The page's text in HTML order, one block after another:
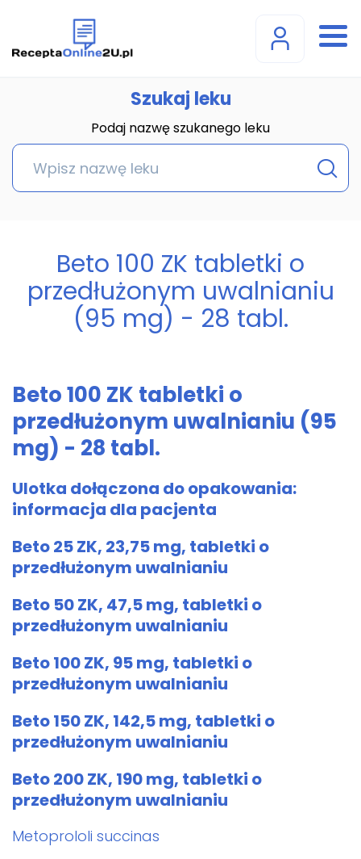
Szukaj leku
Podaj nazwę szukanego leku
Beto 100 ZK tabletki o
przedłużonym uwalnianiu
(95 mg) - 28 tabl.
Beto 100 ZK tabletki o
przedłużonym uwalnianiu (95
mg) - 28 tabl.
Ulotka dołączona do opakowania:
informacja dla pacjenta
Beto 25 ZK, 23,75 mg, tabletki o
przedłużonym uwalnianiu
Beto 50 ZK, 47,5 mg, tabletki o
przedłużonym uwalnianiu
Beto 100 ZK, 95 mg, tabletki o
przedłużonym uwalnianiu
Beto 150 ZK, 142,5 mg, tabletki o
przedłużonym uwalnianiu
Beto 200 ZK, 190 mg, tabletki o
przedłużonym uwalnianiu
Metoprololi succinas